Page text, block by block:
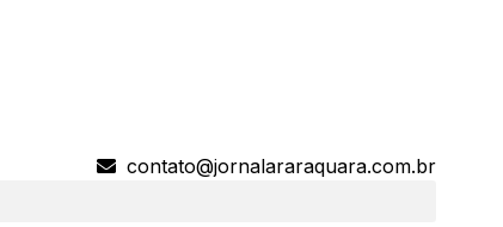
contato@jornalararaquara.com.br